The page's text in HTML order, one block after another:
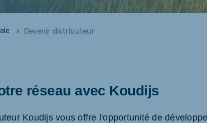
Devenir distributeur
réseau avec Koudijs
Koudijs vous offre l'opportunité de